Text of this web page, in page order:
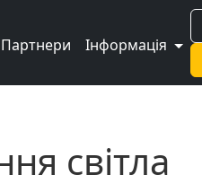
Партнери Інформація
світла